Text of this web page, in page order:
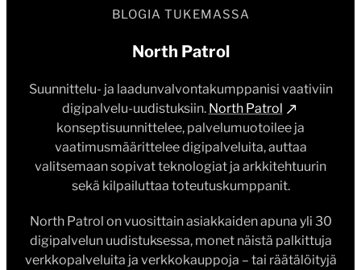
BLOGIA TUKEMASSA
North Patrol
Suunnittelu- ja laadunvalvontakumppanisi vaativiin
digipalvelu-uudistuksiin. North Patrol
konseptisuunnittelee, palvelumuotoilee ja
vaatimusmäärittelee digipalveluita, auttaa
valitsemaan sopivat teknologiat ja arkkitehtuurin
sekä kilpailuttaa toteutuskumppanit.
North Patrol on vuosittain asiakkaiden apuna yli 30
digipalvelun uudistuksessa, monet näistä palkittuja
verkkopalveluita ja verkkokauppoja – tai räätälöityjä